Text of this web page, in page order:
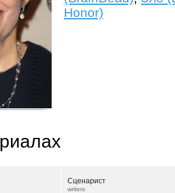
Honor)
Сценарист
writers